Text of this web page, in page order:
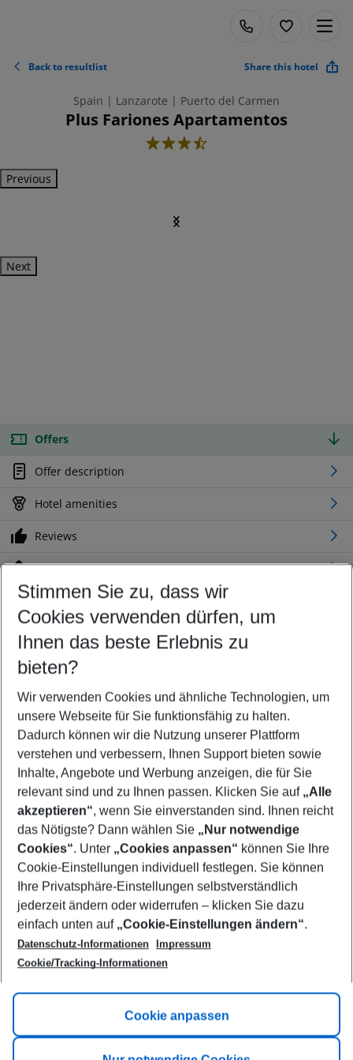
Back to resultlist Share this hotel
Spain | Lanzarote | Puerto del Carmen
Plus Fariones Apartamentos
3.5
Previous
Next
Offers
Offer description
Hotel amenities
Reviews
Location
Customize your offer
Find the perfect deal which suits your best
Your departure airport
Any airport
Select your date range
08/08/26–06/08/27 5-8 nights
Who will travel
2 adults No children
Show more filter
Footer
Footer navigation
Title A
Link A
Stimmen Sie zu, dass wir
Cookies verwenden dürfen, um
Ihnen das beste Erlebnis zu
bieten?
Wir verwenden Cookies und ähnliche Technologien, um
unsere Webseite für Sie funktionsfähig zu halten.
Dadurch können wir die Nutzung unserer Plattform
verstehen und verbessern, Ihnen Support bieten sowie
Inhalte, Angebote und Werbung anzeigen, die für Sie
relevant sind und zu Ihnen passen. Klicken Sie auf „Alle
akzeptieren“, wenn Sie einverstanden sind. Ihnen reicht
das Nötigste? Dann wählen Sie „Nur notwendige
Cookies“. Unter „Cookies anpassen“ können Sie Ihre
Cookie-Einstellungen individuell festlegen. Sie können
Ihre Privatsphäre-Einstellungen selbstverständlich
jederzeit ändern oder widerrufen – klicken Sie dazu
einfach unten auf „Cookie-Einstellungen ändern“.
Datenschutz-Informationen
Impressum
Cookie/Tracking-Informationen
Cookie anpassen